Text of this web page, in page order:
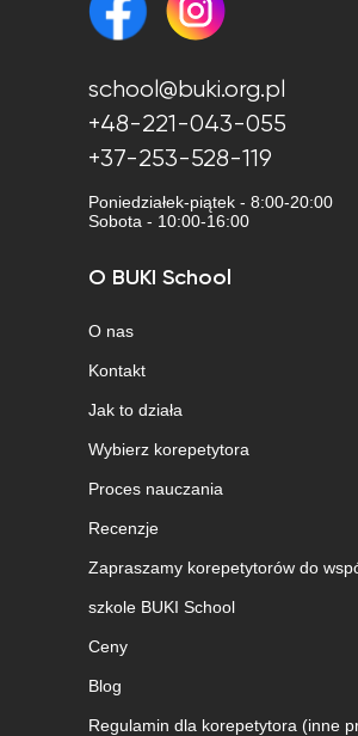
school@buki.org.pl
+48-221-043-055
+37-253-528-119
Poniedziałek-piątek - 8:00-20:00
Sobota - 10:00-16:00
O BUKI School
O nas
Kontakt
Jak to działa
Wybierz korepetytora
Proces nauczania
Recenzje
Zapraszamy korepetytorów do
szkole BUKI School
Ceny
Blog
Regulamin dla korepetytora (inne